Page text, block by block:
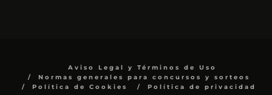
Aviso Legal y Términos de Uso
Normas generales para concursos y sorteos
Política de Cookies
Política de privacidad